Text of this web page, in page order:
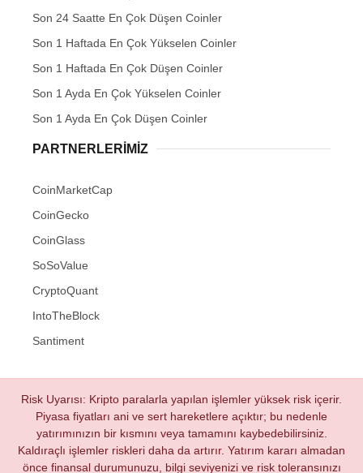
Son 24 Saatte En Çok Düşen Coinler
Son 1 Haftada En Çok Yükselen Coinler
Son 1 Haftada En Çok Düşen Coinler
Son 1 Ayda En Çok Yükselen Coinler
Son 1 Ayda En Çok Düşen Coinler
PARTNERLERIMIZ
CoinMarketCap
CoinGecko
CoinGlass
SoSoValue
CryptoQuant
IntoTheBlock
Santiment
Risk Uyarısı: Kripto paralarla yapılan işlemler yüksek risk içerir.
Piyasa fiyatları ani ve sert hareketlere açıktır; bu nedenle
yatırımınızın bir kısmını veya tamamını kaybedebilirsiniz.
Kaldıraçlı işlemler riskleri daha da artırır. Yatırım kararı almadan
önce finansal durumunuzu, bilgi seviyenizi ve risk toleransınızı